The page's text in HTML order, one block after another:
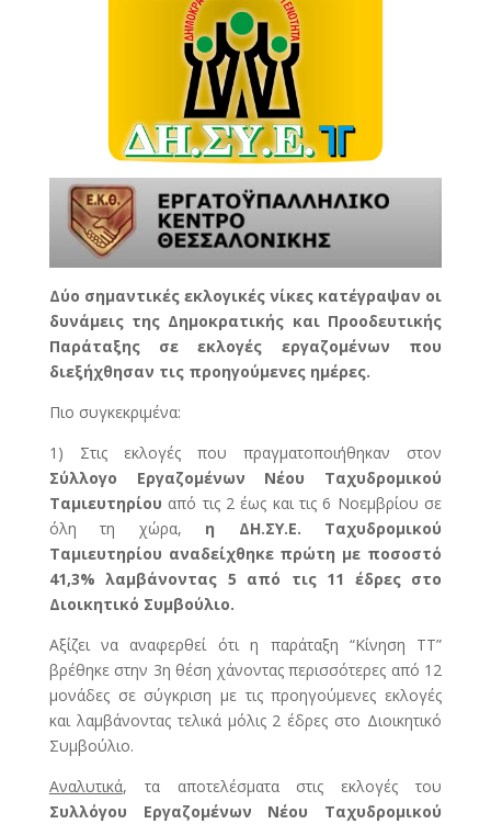
Δύο σημαντικές εκλογικές νίκες κατέγραψαν οι
δυνάμεις της Δημοκρατικής και Προοδευτικής
Παράταξης σε εκλογές εργαζομένων που
διεξήχθησαν τις προηγούμενες ημέρες.
Πιο συγκεκριμένα:
1) Στις εκλογές που πραγματοποιήθηκαν στον
Σύλλογο Εργαζομένων Νέου Ταχυδρομικού
Ταμιευτηρίου από τις 2 έως και τις 6 Νοεμβρίου σε
όλη τη χώρα, η ΔΗ.ΣΥ.Ε. Ταχυδρομικού
Ταμιευτηρίου αναδείχθηκε πρώτη με ποσοστό
41,3% λαμβάνοντας 5 από τις 11 έδρες στο
Διοικητικό Συμβούλιο.
Αξίζει να αναφερθεί ότι η παράταξη “Κίνηση ΤΤ”
βρέθηκε στην 3η θέση χάνοντας περισσότερες από 12
μονάδες σε σύγκριση με τις προηγούμενες εκλογές
και λαμβάνοντας τελικά μόλις 2 έδρες στο Διοικητικό
Συμβούλιο.
Αναλυτικά, τα αποτελέσματα στις εκλογές του
Συλλόγου Εργαζομένων Νέου Ταχυδρομικού